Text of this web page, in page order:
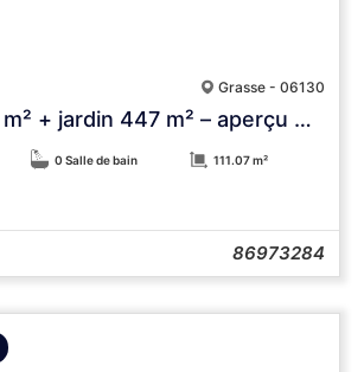
Grasse - 06130
3 pièces 111 m² + jardin 447 m² – aperçu mer
0 Salle de bain 111.07 m²
86973284